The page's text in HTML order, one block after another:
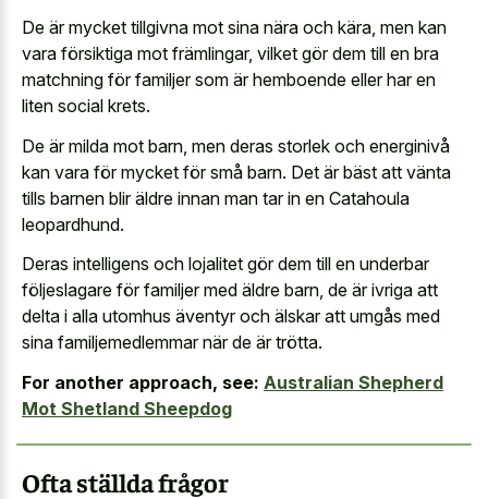
De är mycket tillgivna mot sina nära och kära, men kan
vara försiktiga mot främlingar, vilket gör dem till en bra
matchning för familjer som är hemboende eller har en
liten social krets.
De är milda mot barn, men deras storlek och energinivå
kan vara för mycket för små barn. Det är bäst att vänta
tills barnen blir äldre innan man tar in en Catahoula
leopardhund.
Deras intelligens och lojalitet gör dem till en underbar
följeslagare för familjer med äldre barn, de är ivriga att
delta i alla utomhus äventyr och älskar att umgås med
sina familjemedlemmar när de är trötta.
For another approach, see: Australian Shepherd
Mot Shetland Sheepdog
Ofta ställda frågor